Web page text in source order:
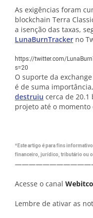
As exigências foram
blockchain Terra
a isenção das taxas,
LunaBurnTracker no
https://twitter.com/
s=20
O suporte da
é de suma
destruiu cerca de
projeto até o momento
*Este artigo é para fins
financeiro, jurídico, tributário ou
Acesse o canal
Lembre de ativar as